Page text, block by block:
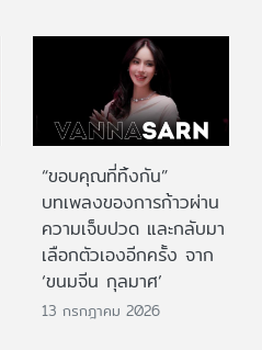
“ขอบคุณที่ทิ้งกัน”
บทเพลงของการก้าวผ่าน
ความเจ็บปวด และกลับมา
เลือกตัวเองอีกครั้ง จาก
‘ขนมจีน กุลมาศ’
13 กรกฎาคม 2026